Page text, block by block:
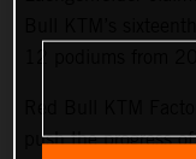
push the progress